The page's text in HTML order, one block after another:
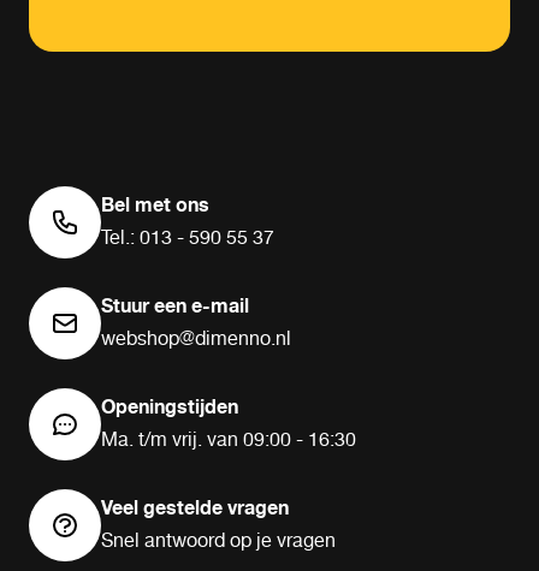
Bel met ons
Tel.: 013 - 590 55 37
Stuur een e-mail
webshop@dimenno.nl
Openingstijden
Ma. t/m vrij. van 09:00 - 16:30
Veel gestelde vragen
Snel antwoord op je vragen